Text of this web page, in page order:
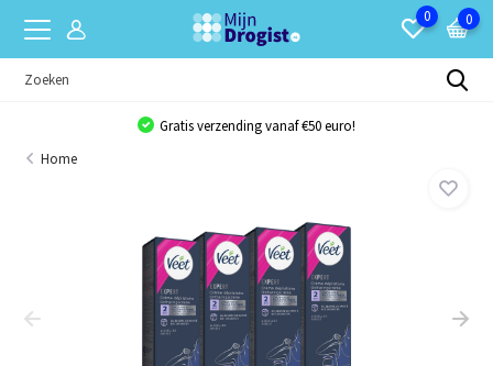
0 0
Gratis verzending vanaf €50 euro!
Home